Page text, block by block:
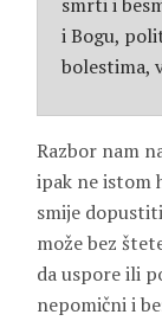
i Bogu,
bolestima,
Razbor nam
ipak ne istom
smije
može bez
da uspore ili
nepomični i